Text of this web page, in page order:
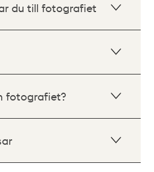
du till fotografiet
fotografiet?